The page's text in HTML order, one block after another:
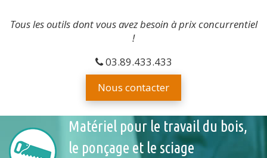
Tous les outils dont vous avez besoin à prix concurrentiel
!
03.89.433.433
Nous contacter
Matériel pour le travail du bois,
le ponçage et le sciage